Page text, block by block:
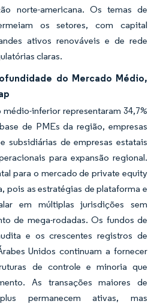
norte-americana. Os temas de
os setores, com capital
ativos renováveis e de rede
claras.
do Mercado Médio,
inferior representaram 34,7%
de PMEs da região, empresas
subsidiárias de empresas estatais
para expansão regional.
para o mercado de private equity
pois as estratégias de plataforma e
em múltiplas jurisdições sem
de mega-rodadas. Os fundos de
e os crescentes registros de
Unidos continuam a fornecer
de controle e minoria que
As transações maiores de
permanecem ativas, mas